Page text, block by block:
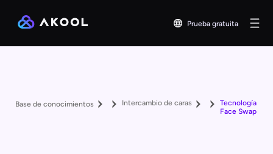
Prueba gratuita
Base de conocimientos Intercambio de caras
Tecnología
Face Swap